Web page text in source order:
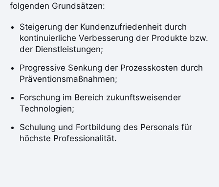
folgenden Grundsätzen:
Steigerung der Kundenzufriedenheit durch
kontinuierliche Verbesserung der Produkte bzw.
der Dienstleistungen;
Progressive Senkung der Prozesskosten durch
Präventionsmaßnahmen;
Forschung im Bereich zukunftsweisender
Technologien;
Schulung und Fortbildung des Personals für
höchste Professionalität.